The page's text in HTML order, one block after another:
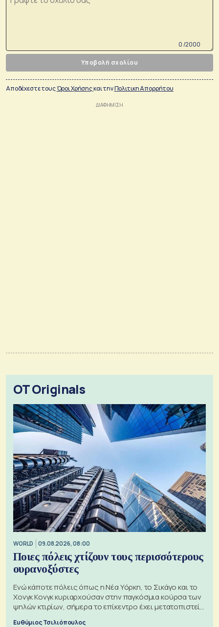
0 /2000
Υποβολή σχολίου
Αποδέχεστε τουςΌροι Χρήσηςκαι τηνΠολιτικη Απορρήτου
OT Originals
WORLD 09.08.2026, 08:00
Ποιες πόλεις χτίζουν τους περισσότερους
ουρανοξύστες
Ενώ κάποτε πόλεις όπως η Νέα Υόρκη, το Σικάγο και το
Χονγκ Κονγκ κυριαρχούσαν στην παγκόσμια κούρσα των
ψηλών κτιρίων, σήμερα το επίκεντρο έχει μετατοπιστεί
Ευθύμιος Τσιλιόπουλος